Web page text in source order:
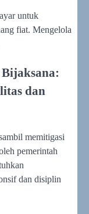
untuk
fiat. Mengelola
dan
memitigasi
pemerintah
dan disiplin